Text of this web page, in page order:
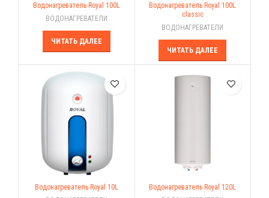
Водонагреватель Royal 100L
ВОДОНАГРЕВАТЕЛИ
ЧИТАТЬ ДАЛЕЕ
Водонагреватель Royal 100L
classic
ВОДОНАГРЕВАТЕЛИ
ЧИТАТЬ ДАЛЕЕ
Водонагреватель Royal 10L
Водонагреватель Royal 120L